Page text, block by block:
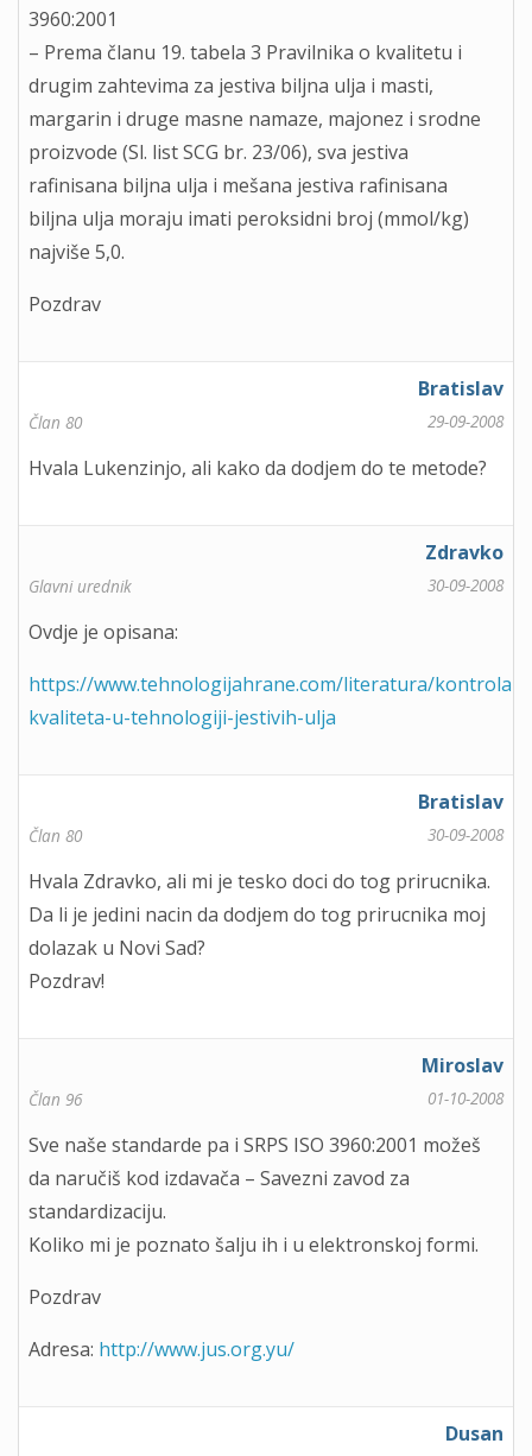
3960:2001
– Prema članu 19. tabela 3 Pravilnika o kvalitetu i
drugim zahtevima za jestiva biljna ulja i masti,
margarin i druge masne namaze, majonez i srodne
proizvode (Sl. list SCG br. 23/06), sva jestiva
rafinisana biljna ulja i mešana jestiva rafinisana
biljna ulja moraju imati peroksidni broj (mmol/kg)
najviše 5,0.
Pozdrav
Bratislav
Član 80 29-09-2008
Hvala Lukenzinjo, ali kako da dodjem do te metode?
Zdravko
Glavni urednik 30-09-2008
Ovdje je opisana:
https://www.tehnologijahrane.com/literatura/kontrola-
kvaliteta-u-tehnologiji-jestivih-ulja
Bratislav
Član 80 30-09-2008
Hvala Zdravko, ali mi je tesko doci do tog prirucnika.
Da li je jedini nacin da dodjem do tog prirucnika moj
dolazak u Novi Sad?
Pozdrav!
Miroslav
Član 96 01-10-2008
Sve naše standarde pa i SRPS ISO 3960:2001 možeš
da naručiš kod izdavača – Savezni zavod za
standardizaciju.
Koliko mi je poznato šalju ih i u elektronskoj formi.
Pozdrav
Adresa: http://www.jus.org.yu/
Dusan